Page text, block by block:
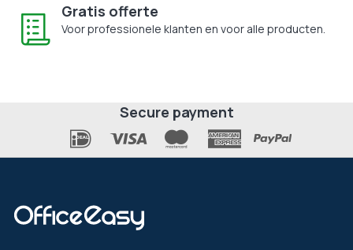
Gratis offerte
Voor professionele klanten en voor alle producten.
Secure payment